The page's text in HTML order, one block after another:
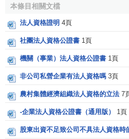
4．公司必須能夠以自己的名義
擔民事責任。公司若要與自然人
全部法人財產對公司債務獨立承擔
本條目相關文檔
法人資格證明 4頁
社團法人資格公證書 1頁
機關（事業）法人資格公證書 1頁
非公司私營企業有法人資格嗎 3頁
農村集體經濟組織法人資格的立法 7
-企業法人資格公證書（通用版） 1頁
股東出資不足致公司不具法人資格時